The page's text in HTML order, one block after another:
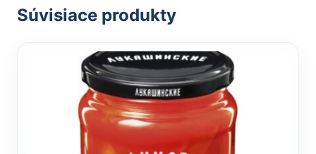
Súvisiace produkty